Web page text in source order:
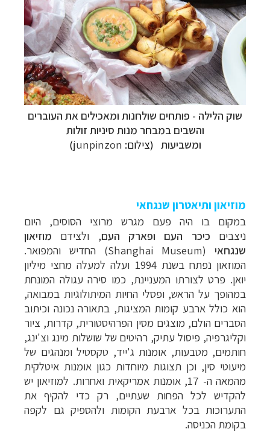
שוק הלילה - פותחים שולחנות ומאכילים את העוברים
והשבים במבחר מנות סיניות זולות
ומשביעות
(צילום: junpinzon
)
מוזיאון ותיאטרון שנגחאי
במקום בו היה פעם מגרש מרוצי הסוסים, היום
ניצבים כיכר העם ופארק העם, ולצידם מוזיאון
שנגחאי
(Shanghai Museum) החדיש והמפואר.
המוזאון נפתח בשנת 1994 ועלה למעלה מחצי מיליון
יואן. פרט לצורתו המעניינת, כמו סירה עגולה המונחת
במהופך על הראש, ופסלי החיות המיתולוגיות במבואה,
הוא כולל ארבע קומות המציגות, בתאורה נכונה וכיתוב
הסברים הולם, מוצגים מסין הפרהיסטורית, קדרות, ציור
וקליגרפיה, פיסול עתיק, רהיטים של שושלות מינג וצ'ינג,
חותמים, מטבעות, אומנות ג'ייד, טקסטיל ומנהגים של
מיעוטי סין, וכן תצוגות מיוחדות כגון אומנות איטלקית
מהמאה ה- 17, אומנות אמריקאית ואחרות. למוזיאון יש
להקדיש לכל הפחות שעתיים, רק כדי להקיף את
התערוכות בכל ארבעת הקומות ולהספיק גם לקפה
בקומת הכניסה.